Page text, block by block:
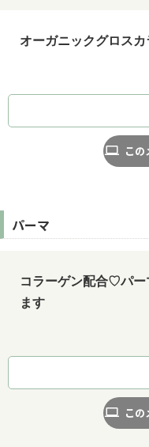
オーガニックグロスカ
この
パーマ
コラーゲン配合♡パー
ます
この